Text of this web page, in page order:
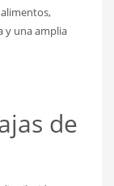
y una amplia
de